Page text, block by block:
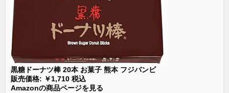
黒糖ドーナツ棒 20本 お菓子 熊本 フジバンビ
販売価格: ￥1,710 税込
Amazonの商品ページを見る